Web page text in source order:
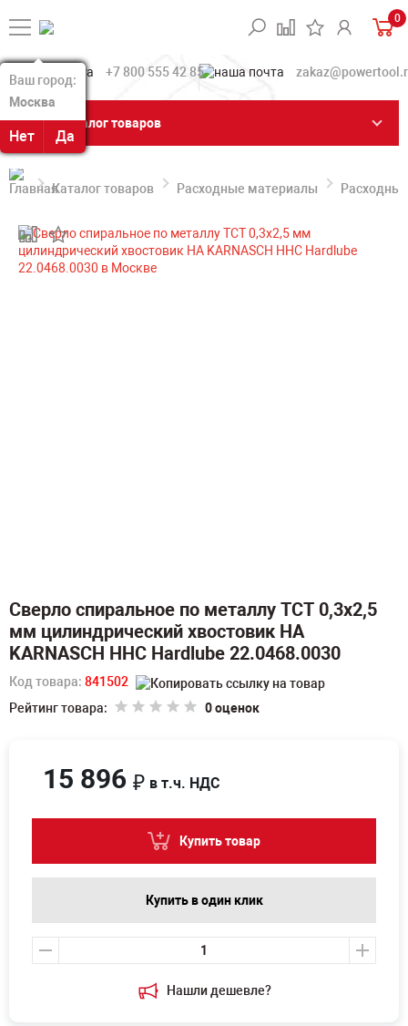
Ваш город:
Москва
Нет Да
Ваш город:
Москва
Нет Да
0
+7 800 555 42 85
Каталог товаров
Каталог товаров Расходные материалы
Сверло спиральное по металлу TCT 0,3х2,5
мм цилиндрический хвостовик HA
KARNASCH HHC Hardlube 22.0468.0030
Код товара: 841502
Рейтинг товара:
0 оценок
Нашли дешевле?
15 896 ₽ в т.ч. НДС
Купить товар
Купить в один клик